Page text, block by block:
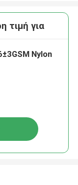
τιμή για